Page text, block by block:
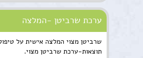
ערכת שרביטן -המלצה
שרביטן מצוי המלצה אישית על
תוצאות-ערכת שרביטן מצוי.